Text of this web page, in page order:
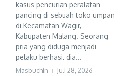
kasus pencurian peralatan
pancing di sebuah toko umpan
di Kecamatan Wagir,
Kabupaten Malang. Seorang
pria yang diduga menjadi
pelaku berhasil dia...
Masbuchin Juli 28, 2026